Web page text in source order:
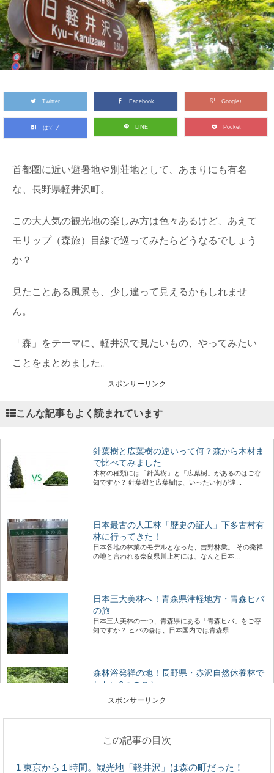
Twitter Facebook Google+
はてブ LINE Pocket
首都圏に近い避暑地や別荘地として、あまりにも有名
な、長野県軽井沢町。
この大人気の観光地の楽しみ方は色々あるけど、あえて
モリップ（森旅）目線で巡ってみたらどうなるでしょう
か？
見たことある風景も、少し違って見えるかもしれませ
ん。
「森」をテーマに、軽井沢で見たいもの、やってみたい
ことをまとめました。
スポンサーリンク
こんな記事もよく読まれています
針葉樹と広葉樹の違いって何？森から木材ま
で比べてみました
木材の種類には「針葉樹」と「広葉樹」があるのはご存
知ですか？ 針葉樹と広葉樹は、いったい何が違...
日本最古の人工林「歴史の証人」下多古村有
林に行ってきた！
日本各地の林業のモデルとなった、吉野林業。 その発祥
の地と言われる奈良県川上村には、なんと日本...
日本三大美林へ！青森県津軽地方・青森ヒバ
の旅
日本三大美林の一つ、青森県にある「青森ヒバ」をご存
知ですか？ ヒバの森は、日本国内では青森県...
森林浴発祥の地！長野県・赤沢自然休養林で
したい6つのこと
人気スポット「赤沢自然休養林」。 木曽路の...
森に行くときに気を付けたい、危険な生物た
ち
ハイキングや散策に、森に出かけるのは気持ちがいいも
スポンサーリンク
この記事の目次
1 東京から１時間。観光地「軽井沢」は森の町だった！